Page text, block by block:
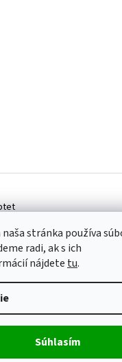
stránka používa
radi, ak s ich
nájdete tu.
Súhlasím
vyhradené.Upraviť